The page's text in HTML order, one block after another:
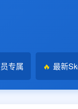
专属 🔥 最新